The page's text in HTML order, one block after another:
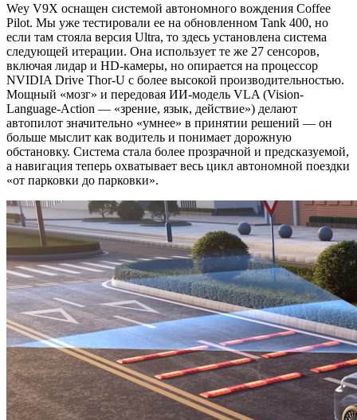
Wey V9X оснащен системой автономного вождения Coffee
Pilot. Мы уже тестировали ее на обновленном Tank 400, но
если там стояла версия Ultra, то здесь установлена система
следующей итерации. Она использует те же 27 сенсоров,
включая лидар и HD-камеры, но опирается на процессор
NVIDIA Drive Thor-U с более высокой производительностью.
Мощный «мозг» и передовая ИИ-модель VLA (Vision-
Language-Action — «зрение, язык, действие») делают
автопилот значительно «умнее» в принятии решений — он
больше мыслит как водитель и понимает дорожную
обстановку. Система стала более прозрачной и предсказуемой,
а навигация теперь охватывает весь цикл автономной поездки
«от парковки до парковки».